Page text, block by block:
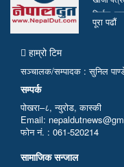
निर्माण,
सत्य, तथ्य
पूरा पढाैं
हाम्रो टिम
सञ्चालक/सम्पादक : सुनिल
सम्पर्क
पोखरा–८, न्युरोड, कास्की
Email:
फोन नं. : 061-520214
सामाजिक सन्जाल